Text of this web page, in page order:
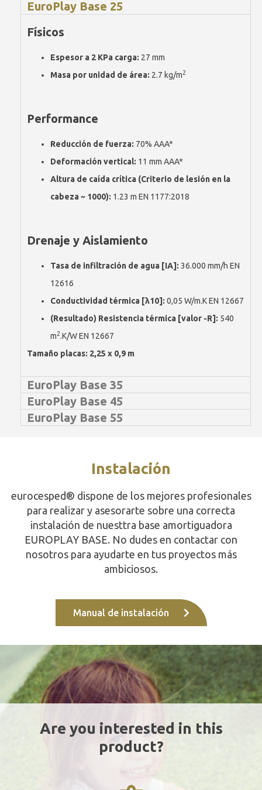
EuroPlay Base 25
Físicos
Espesor a 2 KPa carga: 27 mm
Masa por unidad de área: 2.7 kg/m2
Performance
Reducción de fuerza: 70% AAA*
Deformación vertical: 11 mm AAA*
Altura de caída crítica (Criterio de lesión en la
cabeza ~ 1000): 1.23 m EN 1177:2018
Drenaje y Aislamiento
Tasa de infiltración de agua [IA]: 36.000 mm/h EN
12616
Conductividad térmica [λ10]: 0,05 W/m.K EN 12667
(Resultado) Resistencia térmica [valor -R]: 540
m2.K/W EN 12667
Tamaño placas: 2,25 x 0,9 m
EuroPlay Base 35
EuroPlay Base 45
EuroPlay Base 55
Instalación
eurocesped® dispone de los mejores profesionales
para realizar y asesorarte sobre una correcta
instalación de nuesttra base amortiguadora
EUROPLAY BASE. No dudes en contactar con
nosotros para ayudarte en tus proyectos más
ambiciosos.
Manual de instalación
Are you interested in this
product?